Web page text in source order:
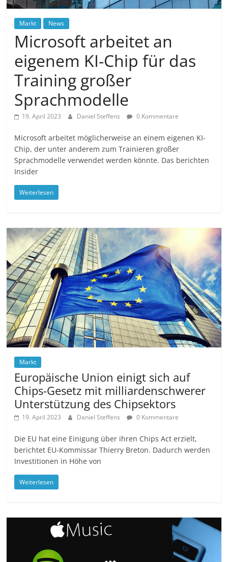
Markt News
Microsoft arbeitet an
eigenem KI-Chip für das
Training großer
Sprachmodelle
19. April 2023 Daniel Steffens 0 Kommentare
Microsoft arbeitet möglicherweise an einem eigenen KI-
Chip, der unter anderem zum Trainieren großer
Sprachmodelle verwendet werden könnte. Das berichten
Insider
Weiterlesen
Markt
Europäische Union einigt sich auf
Chips-Gesetz mit milliardenschwerer
Unterstützung des Chipsektors
19. April 2023 Daniel Steffens 0 Kommentare
Die EU hat eine Einigung über ihren Chips Act erzielt,
berichtet EU-Kommissar Thierry Breton. Dadurch werden
Investitionen in Höhe von
Weiterlesen